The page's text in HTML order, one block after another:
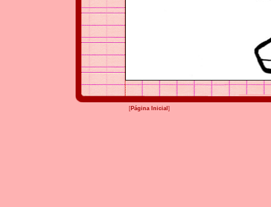
[Página Inicial ]